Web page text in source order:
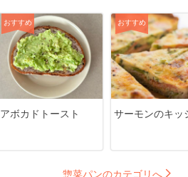
おすすめ
アボカドトースト
おすすめ
サーモンのキッ
惣菜パンのカテゴリへ